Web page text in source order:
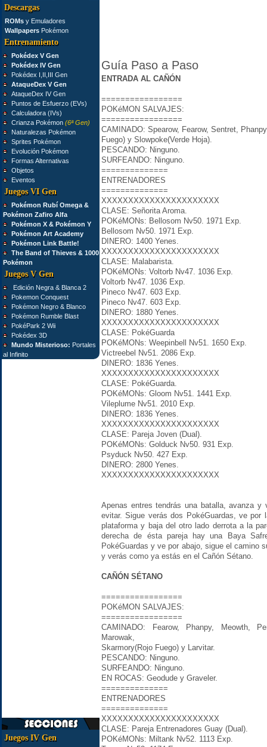
Descargas
ROMs y Emuladores
Wallpapers Pokémon
Entrenamiento
Pokédex V Gen
Pokédex IV Gen
Pokédex I,II,III Gen
AtaqueDex V Gen
AtaqueDex IV Gen
Puntos de Esfuerzo (EVs)
Calculadora (IVs)
Crianza Pokémon (6ª Gen)
Naturalezas Pokémon
Sprites Pokémon
Evolución Pokémon
Formas Alternativas
Objetos
Eventos
Juegos VI Gen
Pokémon Rubí Omega &
Pokémon Zafiro Alfa
Pokémon X & Pokémon Y
Pokémon Art Academy
Pokémon Link Battle!
The Band of Thieves & 1000
Pokémon
Juegos V Gen
Edición Negra & Blanca 2
Pokemon Conquest
Pokémon Negro & Blanco
Pokémon Rumble Blast
PokéPark 2 Wii
Pokédex 3D
Mundo Misterioso: Portales
al Infinito
Juegos IV Gen
Guía Paso a Paso
ENTRADA AL CAÑÓN
=================
POKéMON SALVAJES:
=================
CAMINADO: Spearow, Fearow, Sentret,
Fuego) y Slowpoke(Verde Hoja).
PESCANDO: Ninguno.
SURFEANDO: Ninguno.
==============
ENTRENADORES
==============
XXXXXXXXXXXXXXXXXXXXXX
CLASE: Señorita Aroma.
POKéMONs: Bellosom Nv50. 1971 Exp.
Bellosom Nv50. 1971 Exp.
DINERO: 1400 Yenes.
XXXXXXXXXXXXXXXXXXXXXX
CLASE: Malabarista.
POKéMONs: Voltorb Nv47. 1036 Exp.
Voltorb Nv47. 1036 Exp.
Pineco Nv47. 603 Exp.
Pineco Nv47. 603 Exp.
DINERO: 1880 Yenes.
XXXXXXXXXXXXXXXXXXXXXX
CLASE: PokéGuarda
POKéMONs: Weepinbell Nv51. 1650 Exp.
Victreebel Nv51. 2086 Exp.
DINERO: 1836 Yenes.
XXXXXXXXXXXXXXXXXXXXXX
CLASE: PokéGuarda.
POKéMONs: Gloom Nv51. 1441 Exp.
Vileplume Nv51. 2010 Exp.
DINERO: 1836 Yenes.
XXXXXXXXXXXXXXXXXXXXXX
CLASE: Pareja Joven (Dual).
POKéMONs: Golduck Nv50. 931 Exp.
Psyduck Nv50. 427 Exp.
DINERO: 2800 Yenes.
XXXXXXXXXXXXXXXXXXXXXX
Apenas entres tendrás una batalla, avanza
evitar. Sigue verás dos PokéGuardas, ve por
plataforma y baja del otro lado derrota a la
derecha de ésta pareja hay una Baya
PokéGuardas y ve por abajo, sigue el camino
y verás como ya estás en el Cañón Sétano.
CAÑÓN SÉTANO
=================
POKéMON SALVAJES:
=================
CAMINADO: Fearow, Phanpy, Meowth,
Marowak,
Skarmory(Rojo Fuego) y Larvitar.
PESCANDO: Ninguno.
SURFEANDO: Ninguno.
EN ROCAS: Geodude y Graveler.
==============
ENTRENADORES
==============
XXXXXXXXXXXXXXXXXXXXXX
CLASE: Pareja Entrenadores Guay (Dual).
POKéMONs: Miltank Nv52. 1113 Exp.